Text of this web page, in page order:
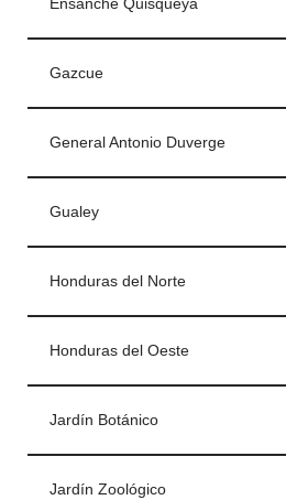
Ensanche Quisqueya
Gazcue
General Antonio Duverge
Gualey
Honduras del Norte
Honduras del Oeste
Jardín Botánico
Jardín Zoológico